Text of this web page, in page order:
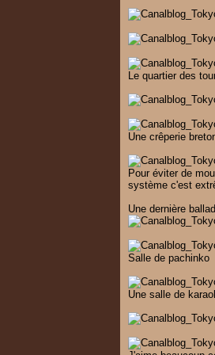
Le quartier des
Une crêperie
Pour éviter de
système c'est
Une dernière
Salle de pachinko
Une salle de